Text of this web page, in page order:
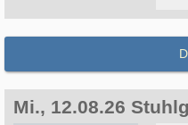
Mi., 12.08.26